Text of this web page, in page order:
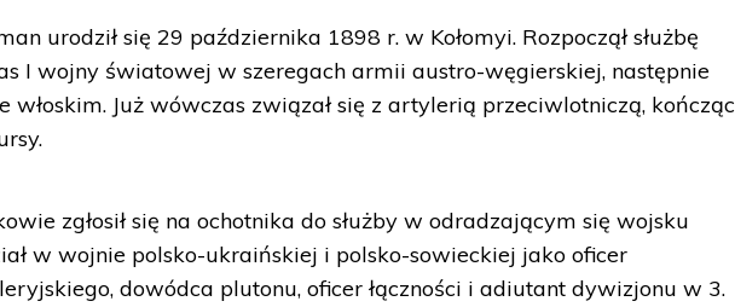
urodził się 29 października 1898 r. w Kołomyi. Rozpoczął służbę
I wojny światowej w szeregach armii austro-węgierskiej, następnie
włoskim. Już wówczas związał się z artylerią przeciwlotniczą, kończąc
zgłosił się na ochotnika do służby w odradzającym się wojsku
w wojnie polsko-ukraińskiej i polsko-sowieckiej jako oficer
dowódca plutonu, oficer łączności i adiutant dywizjonu w 3.